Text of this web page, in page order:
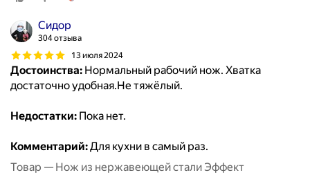
Сидор
304 отзыва
13 июля 2024
Достоинства: Нормальный рабочий нож. Хватка
достаточно удобная.Не тяжёлый.
Недостатки: Пока нет.
Комментарий:Для кухни в самый раз.
Товар — Нож из нержавеющей стали Эффект